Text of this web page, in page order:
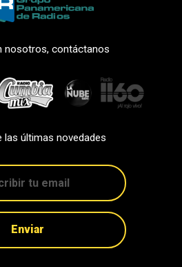
nosotros, contáctanos
las últimas novedades
Enviar